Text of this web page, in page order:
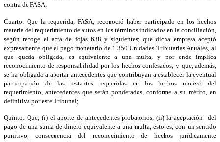
contra de FASA;
Cuarto: Que la requerida, FASA, reconoció haber participado en los hechos
materia del requerimiento de autos en los términos indicados en la conciliación,
según recoge el acta de fojas 638 y siguientes; que dicha empresa aceptó
expresamente que el pago monetario de 1.350 Unidades Tributarias Anuales, al
que queda obligada, es equivalente a una multa, y por ende implica
reconocimiento de responsabilidad por los hechos confesados; y que, además,
se ha obligado a aportar antecedentes que contribuyan a establecer la eventual
participación de las restantes requeridas en los hechos motivo del
requerimiento, antecedentes que serán ponderados, conforme a su mérito, en
definitiva por este Tribunal;
Quinto: Que, (i) el aporte de antecedentes probatorios, (ii) la aceptación del
pago de una suma de dinero equivalente a una multa, esto es, con un sentido
punitivo, consecuencia del reconocimiento de hechos jurídicamente